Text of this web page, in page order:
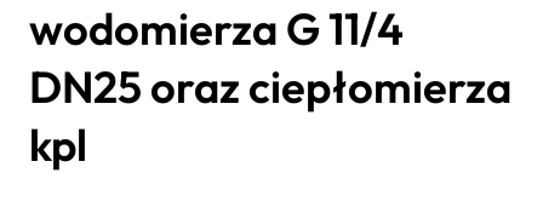
wodomierza G 11/4
DN25 oraz ciepłomierza
kpl